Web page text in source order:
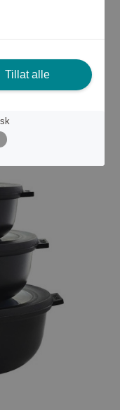
Tillat alle